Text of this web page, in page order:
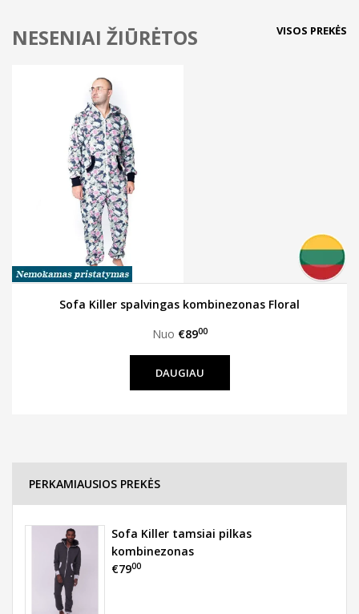
NESENIAI ŽIŪRĖTOS VISOS PREKĖS
Sofa Killer spalvingas kombinezonas Floral
Nuo €8900
DAUGIAU
PERKAMIAUSIOS PREKĖS
Sofa Killer tamsiai pilkas
kombinezonas
€7900